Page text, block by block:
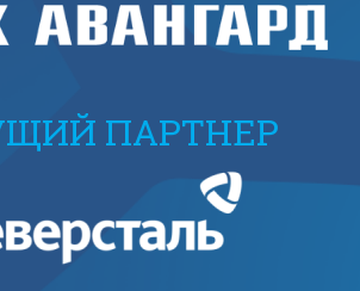
ПАРТНЕР